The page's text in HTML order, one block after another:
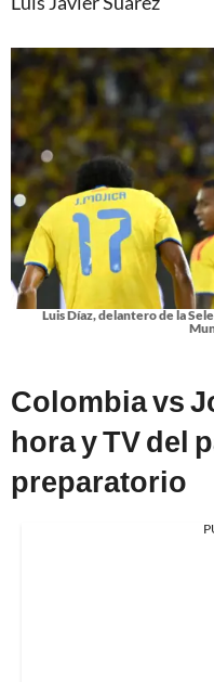
Luis Díaz, delantero de la
Colombia vs
hora y TV del
preparatorio